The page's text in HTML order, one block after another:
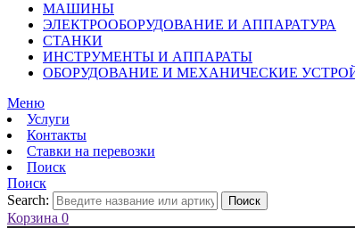
МАШИНЫ
ЭЛЕКТРООБОРУДОВАНИЕ И АППАРАТУРА
СТАНКИ
ИНСТРУМЕНТЫ И АППАРАТЫ
ОБОРУДОВАНИЕ И МЕХАНИЧЕСКИЕ
Меню
Услуги
Контакты
Ставки на перевозки
Поиск
Поиск
Search:
Поиск
Корзина 0